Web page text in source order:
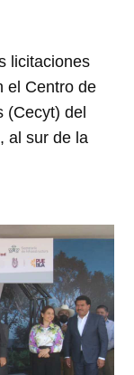
licitaciones
el Centro de
(Cecyt) del
al sur de la